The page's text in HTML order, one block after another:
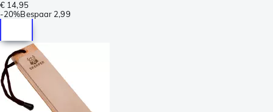
€ 14,95
-20%Bespaar 2,99